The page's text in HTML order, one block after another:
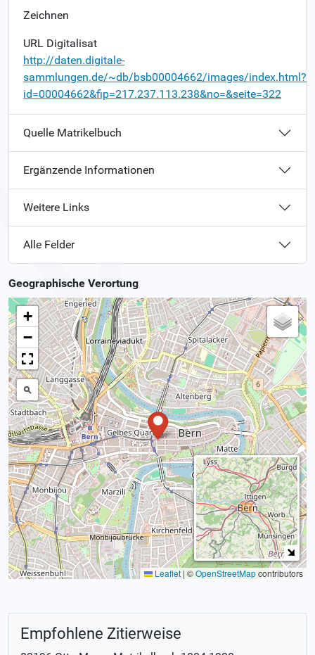
Zeichnen
URL Digitalisat
http://daten.digitale-
sammlungen.de/~db/bsb00004662/images/index.html?
id=00004662&fip=217.237.113.238&no=&seite=322
Quelle Matrikelbuch
Ergänzende Informationen
Weitere Links
Alle Felder
Geographische Verortung
+
−
Leaflet | ©OpenStreetMapcontributors
Empfohlene Zitierweise